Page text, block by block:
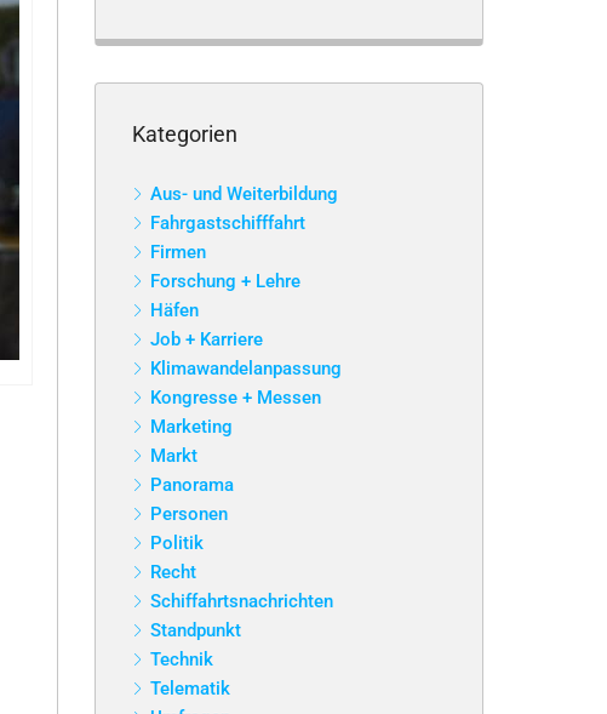
Kategorien
Aus- und Weiterbildung
Fahrgastschifffahrt
Firmen
Forschung + Lehre
Häfen
Job + Karriere
Klimawandelanpassung
Kongresse + Messen
Marketing
Markt
Panorama
Personen
Politik
Recht
Schiffahrtsnachrichten
Standpunkt
Technik
Telematik